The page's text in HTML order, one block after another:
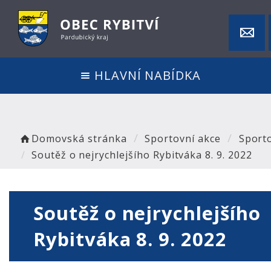
HLAVNÍ NABÍDKA
Domovská stránka Sportovní akce
Soutěž o nejrychlejšího Rybitváka 8. 9. 2022
Soutěž o nejrychlejšího
Rybitváka 8. 9. 2022